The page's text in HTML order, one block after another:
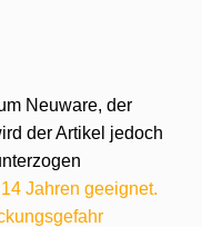
Neuware, der
der Artikel jedoch
Jahren geeignet.